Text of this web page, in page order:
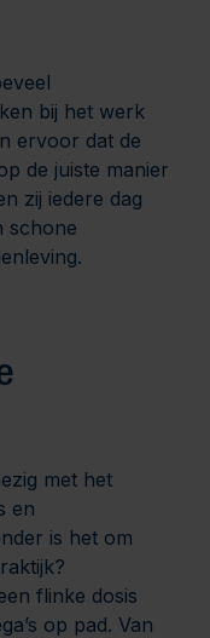
bij het werk
ervoor dat de
de juiste manier
zij iedere dag
schone
met het
en
is het om
flinke dosis
op pad. Van